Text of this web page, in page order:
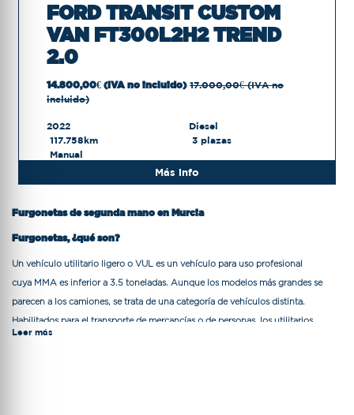
FORD TRANSIT CUSTOM
VAN FT300L2H2 TREND
2.0
14.800,00€ (IVA no incluido) 17.000,00€ (IVA no
incluido)
2022
Diesel
117.758km
3 plazas
Manual
Más info
Furgonetas de segunda mano en Murcia
Furgonetas, ¿qué son?
Un vehículo utilitario ligero o VUL es un vehículo para uso profesional
cuya MMA es inferior a 3.5 toneladas. Aunque los modelos más grandes se
parecen a los camiones, se trata de una categoría de vehículos distinta.
Habilitados para el transporte de mercancías o de personas , los utilitarios
circulan mayoritariamente en núcleos urbanos o realizan trayectos cortos. Son
Leer más